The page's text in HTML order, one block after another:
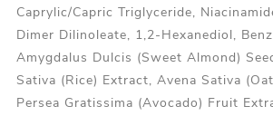
Caprylic/Capric Triglyceride,
Dimer Dilinoleate, 1,2-Hexanediol,
Amygdalus Dulcis (Sweet Almond)
Sativa (Rice) Extract, Avena Sativa
Persea Gratissima (Avocado) Fruit